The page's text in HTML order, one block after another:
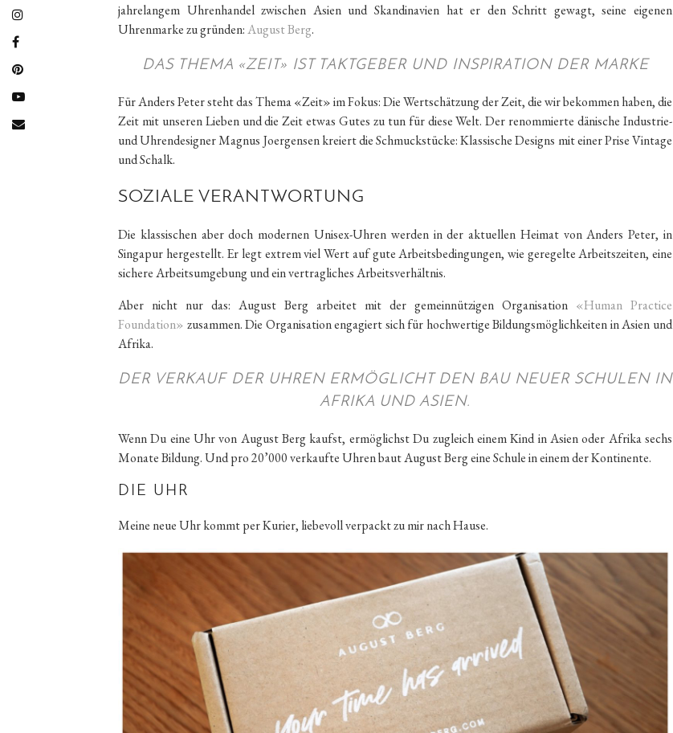
jahrelangem Uhrenhandel zwischen Asien und Skandinavien hat er den Schritt gewagt, seine eigenen
Uhrenmarke zu gründen:August Berg.
DAS THEMA «ZEIT» IST TAKTGEBER UND INSPIRATION DER MARKE
Für Anders Peter steht das Thema «Zeit» im Fokus: Die Wertschätzung der Zeit, die wir bekommen haben, die
Zeit mit unseren Lieben und die Zeit etwas Gutes zu tun für diese Welt. Der renommierte dänische Industrie-
und Uhrendesigner Magnus Joergensen kreiert die Schmuckstücke: Klassische Designs mit einer Prise Vintage
und Schalk.
SOZIALE VERANTWORTUNG
Die klassischen aber doch modernen Unisex-Uhren werden in der aktuellen Heimat von Anders Peter, in
Singapur hergestellt. Er legt extrem viel Wert auf gute Arbeitsbedingungen, wie geregelte Arbeitszeiten, eine
sichere Arbeitsumgebung und ein vertragliches Arbeitsverhältnis.
Aber nicht nur das: August Berg arbeitet mit der gemeinnützigen Organisation «Human Practice
Foundation» zusammen. Die Organisation engagiert sich für hochwertige Bildungsmöglichkeiten in Asien und
Afrika.
DER VERKAUF DER UHREN ERMÖGLICHT DEN BAU NEUER SCHULEN IN
AFRIKA UND ASIEN.
Wenn Du eine Uhr von August Berg kaufst, ermöglichst Du zugleich einem Kind in Asien oder Afrika sechs
Monate Bildung. Und pro 20’000 verkaufte Uhren baut August Berg eine Schule in einem der Kontinente.
DIE UHR
Meine neue Uhr kommt per Kurier, liebevoll verpackt zu mir nach Hause.